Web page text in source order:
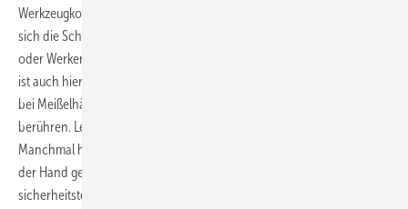
Werkzeugkonstrukteure aber die Belastungen minimieren. So lassen
sich die Schwungkräfte reduzieren, die auf die Werkzeugmasse wirken,
oder Werker und Werkzeug über ein Isoliersystem entkoppeln. Wichtig
ist auch hier eine Schulung der Mitarbeiter. So lautet eine Grundregel
bei Meißelhämmern, nie den Meißel bei laufendem Werkzeug zu
berühren. Leicht gesagt, doch in der Praxis schwer zu befolgen.
Manchmal hat der Meißel einen runden Schaft und muss deshalb mit
der Hand geführt werden. Das macht Putzarbeiten flexibler, ist aber
sicherheitstechnisch bedenklich.